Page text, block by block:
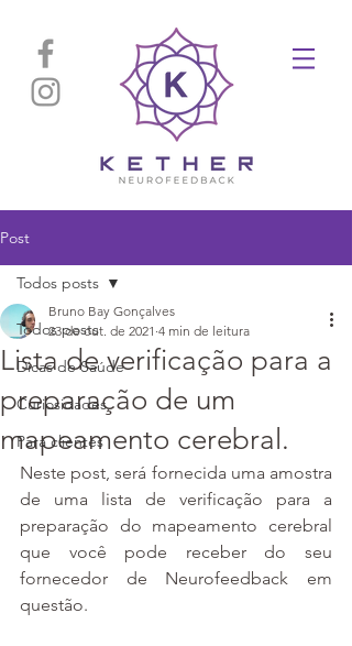
Post
Todos posts
Dicas de Saúde
Curiosidades
Para clientes
Todos posts
Lista de verificação para a
preparação de um
mapeamento cerebral.
Bruno Bay Gonçalves
23 de out. de 2021 4 min de leitura
Neste post, será fornecida uma amostra
de uma lista de verificação para a
preparação do mapeamento cerebral
que você pode receber do seu
fornecedor de Neurofeedback em
questão.